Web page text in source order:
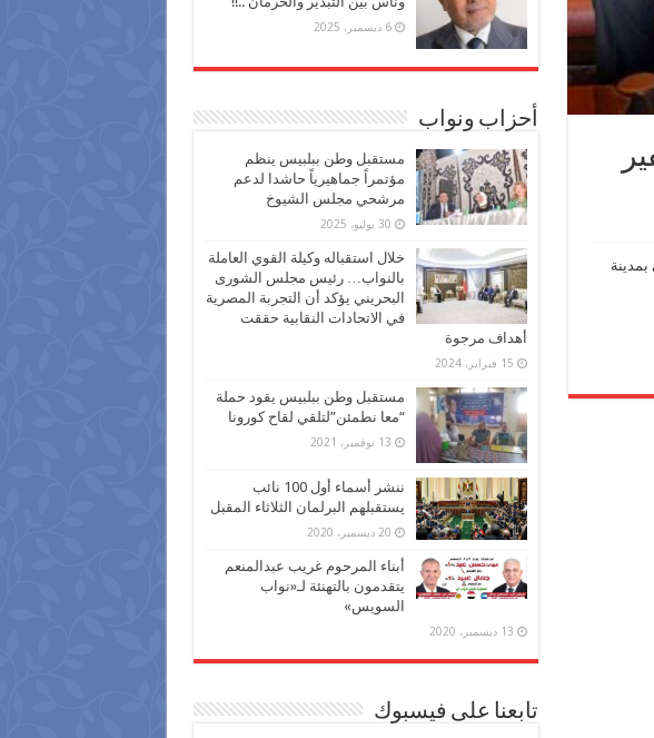
6 ديسمبر، 2025
أحزاب ونواب
مستقبل وطن ببلبيس ينظم
مؤتمراً جماهيرياً حاشدا لدعم
مرشحي مجلس الشيوخ
30 يوليو، 2025
خلال استقباله وكيلة القوي العاملة
بالنواب… رئيس مجلس الشورى
البحريني يؤكد أن التجربة المصرية
في الاتحادات النقابية حققت
أهداف مرجوة
15 فبراير، 2024
مستقبل وطن ببلبيس يقود حملة
“معا نطمئن”لتلقي لقاح كورونا
13 نوفمبر، 2021
ننشر أسماء أول 100 نائب
يستقبلهم البرلمان الثلاثاء المقبل
20 ديسمبر، 2020
أبناء المرحوم غريب عبدالمنعم
يتقدمون بالتهنئة لـ«نواب
السويس»
13 ديسمبر، 2020
تابعنا على فيسبوك